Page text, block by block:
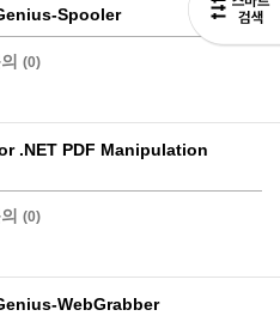
Spooler
(0)
.NET PDF Manipulation
(0)
WebGrabber